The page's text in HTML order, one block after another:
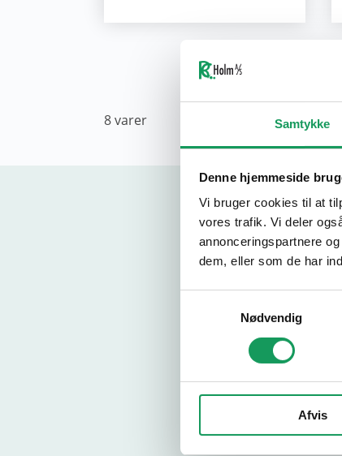
Samtykke
Denne hjemmeside
Vi bruger cookies til at
vores trafik. Vi deler
annonceringspartnere
dem, eller som de har
Nødvendig
Afvis
8varer
Loncin er
– fra
Skal du